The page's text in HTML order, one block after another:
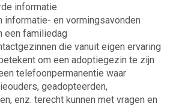
informatie
informatie- en vormingsavonden
een familiedag
die vanuit eigen ervaring
om een adoptiegezin te zijn
telefoonpermanentie waar
geadopteerden,
enz. terecht kunnen met vragen en